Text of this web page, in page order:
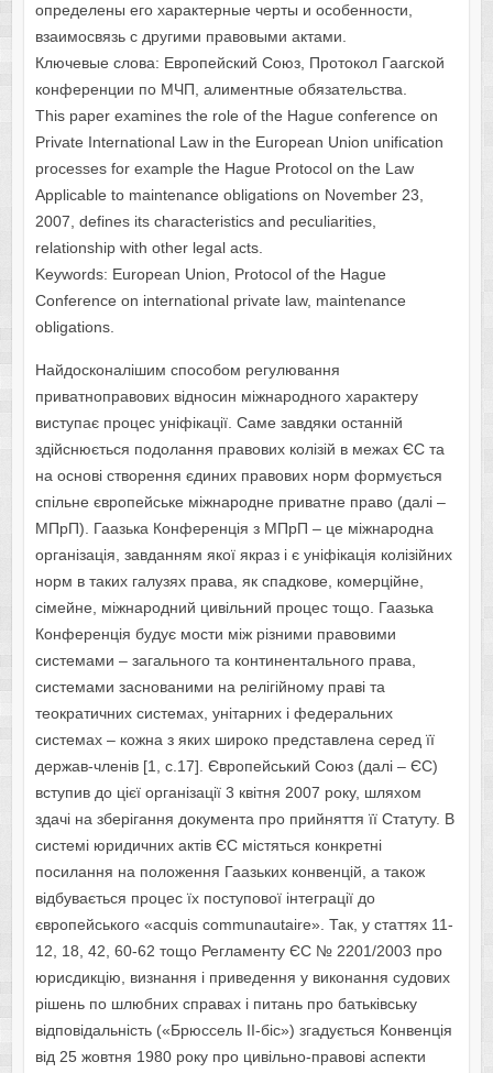
определены его характерные черты и особенности,
взаимосвязь с другими правовыми актами.
Ключевые слова: Европейский Союз, Протокол Гаагской
конференции по МЧП, алиментные обязательства.
This paper examines the role of the Hague сonference on
Private International Law in the European Union unification
processes for example the Hague Protocol on the Law
Applicable to maintenance obligations on November 23,
2007, defines its characteristics and peculiarities,
relationship with other legal acts.
Keywords: European Union, Protocol of the Hague
Conference on international private law, maintenance
obligations.
Найдосконалішим способом регулювання
приватноправових відносин міжнародного характеру
виступає процес уніфікації. Саме завдяки останній
здійснюється подолання правових колізій в межах ЄС та
на основі створення єдиних правових норм формується
спільне європейське міжнародне приватне право (далі –
МПрП). Гаазька Конференція з МПрП – це міжнародна
організація, завданням якої якраз і є уніфікація колізійних
норм в таких галузях права, як спадкове, комерційне,
сімейне, міжнародний цивільний процес тощо. Гаазька
Конференція будує мости між різними правовими
системами – загального та континентального права,
системами заснованими на релігійному праві та
теократичних системах, унітарних і федеральних
системах – кожна з яких широко представлена серед її
держав-членів [1, c.17]. Європейський Союз (далі – ЄС)
вступив до цієї організації 3 квітня 2007 року, шляхом
здачі на зберігання документа про прийняття її Статуту. В
системі юридичних актів ЄС містяться конкретні
посилання на положення Гаазьких конвенцій, а також
відбувається процес їх поступової інтеграції до
європейського «acquis communautaire». Так, у статтях 11-
12, 18, 42, 60-62 тощо Регламенту ЄС № 2201/2003 про
юрисдикцію, визнання і приведення у виконання судових
рішень по шлюбних справах і питань про батьківську
відповідальність («Брюссель II-біс») згадується Конвенція
від 25 жовтня 1980 року про цивільно-правові аспекти